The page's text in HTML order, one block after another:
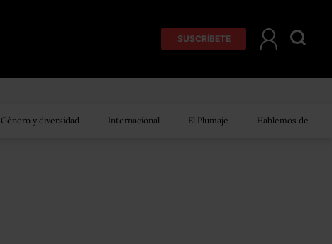
SUSCRÍBETE
Género y diversidad Internacional El Plumaje Hablemos de